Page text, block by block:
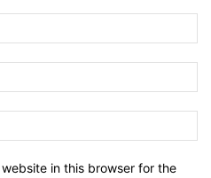
in this browser for the